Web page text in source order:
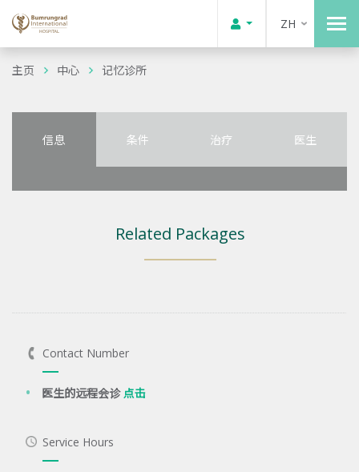
ZH
主页 中心 记忆诊所
信息 条件 治疗 医生
Related Packages
Contact Number
医生的远程会诊点击
Service Hours